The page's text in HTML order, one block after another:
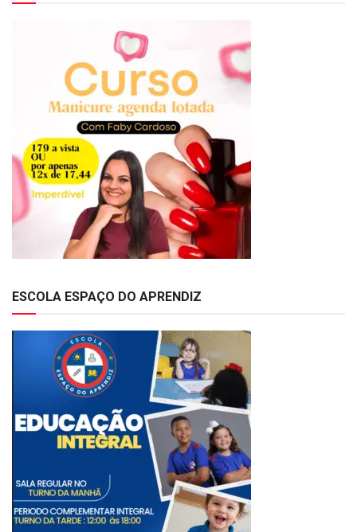
ESCOLA ESPAÇO DO APRENDIZ